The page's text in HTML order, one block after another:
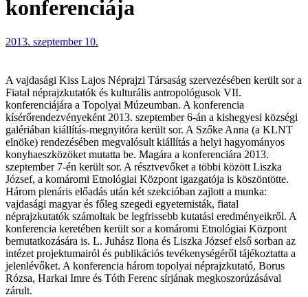
konferenciája
2013. szeptember 10.
A vajdasági Kiss Lajos Néprajzi Társaság szervezésében került sor a
Fiatal néprajzkutatók és kulturális antropológusok VII.
konferenciájára a Topolyai Múzeumban. A konferencia
kísérőrendezvényeként 2013. szeptember 6-án a kishegyesi községi
galériában kiállítás-megnyitóra került sor. A Szőke Anna (a KLNT
elnöke) rendezésében megvalósult kiállítás a helyi hagyományos
konyhaeszközöket mutatta be. Magára a konferenciára 2013.
szeptember 7-én került sor. A résztvevőket a többi között Liszka
József, a komáromi Etnológiai Központ igazgatója is köszöntötte.
Három plenáris előadás után két szekcióban zajlott a munka:
vajdasági magyar és főleg szegedi egyetemisták, fiatal
néprajzkutatók számoltak be legfrissebb kutatási eredményeikről. A
konferencia keretében került sor a komáromi Etnológiai Központ
bemutatkozására is. L. Juhász Ilona és Liszka József első sorban az
intézet projektumairól és publikációs tevékenységéről tájékoztatta a
jelenlévőket. A konferencia három topolyai néprajzkutató, Borus
Rózsa, Harkai Imre és Tóth Ferenc sírjának megkoszorúzásával
zárult.